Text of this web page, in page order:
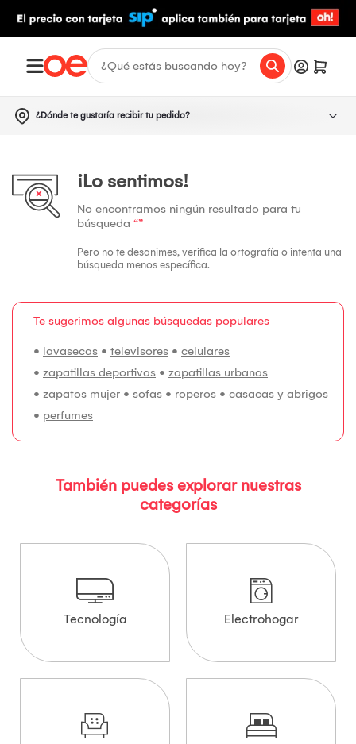
¿Dónde te gustaría recibir tu pedido?
¡Lo sentimos!
No encontramos ningún resultado para tu
búsqueda “”
Pero no te desanimes, verifica la ortografía o intenta una
búsqueda menos específica.
Te sugerimos algunas búsquedas populares
• lavasecas • televisores • celulares
• zapatillas deportivas • zapatillas urbanas
• zapatos mujer • sofas • roperos • casacas y abrigos
• perfumes
También puedes explorar nuestras
categorías
Tecnología Electrohogar